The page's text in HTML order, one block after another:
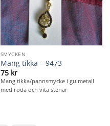
SMYCKEN
Mang tikka – 9473
75 kr
Mang tikka/pannsmycke i gulmetall
med röda och vita stenar